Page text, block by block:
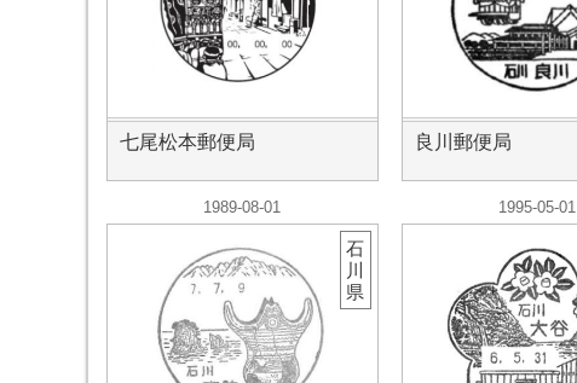
七尾松本郵便局 良川郵便局
1989-08-01
石
川
県
1995-05-01